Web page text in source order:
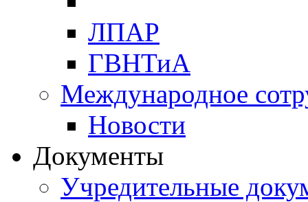
ЛПАР
ГВНТиА
Международное
Новости
Документы
Учредительные